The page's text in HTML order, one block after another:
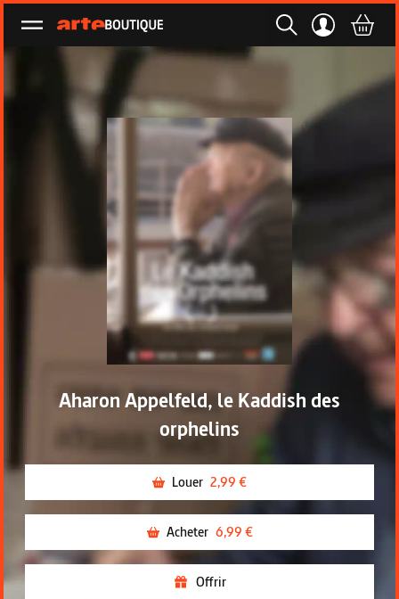
Ouvrir le menu
Aharon Appelfeld, le Kaddish des
orphelins
Louer 2,99 €
Acheter 6,99 €
Offrir